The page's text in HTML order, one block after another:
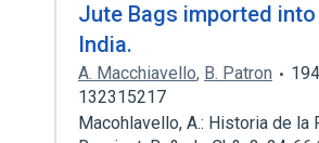
Jute Bags imported
India.
A. Macchiavello, B. Patron
132315217
Macohlavello, A.: Historia de la